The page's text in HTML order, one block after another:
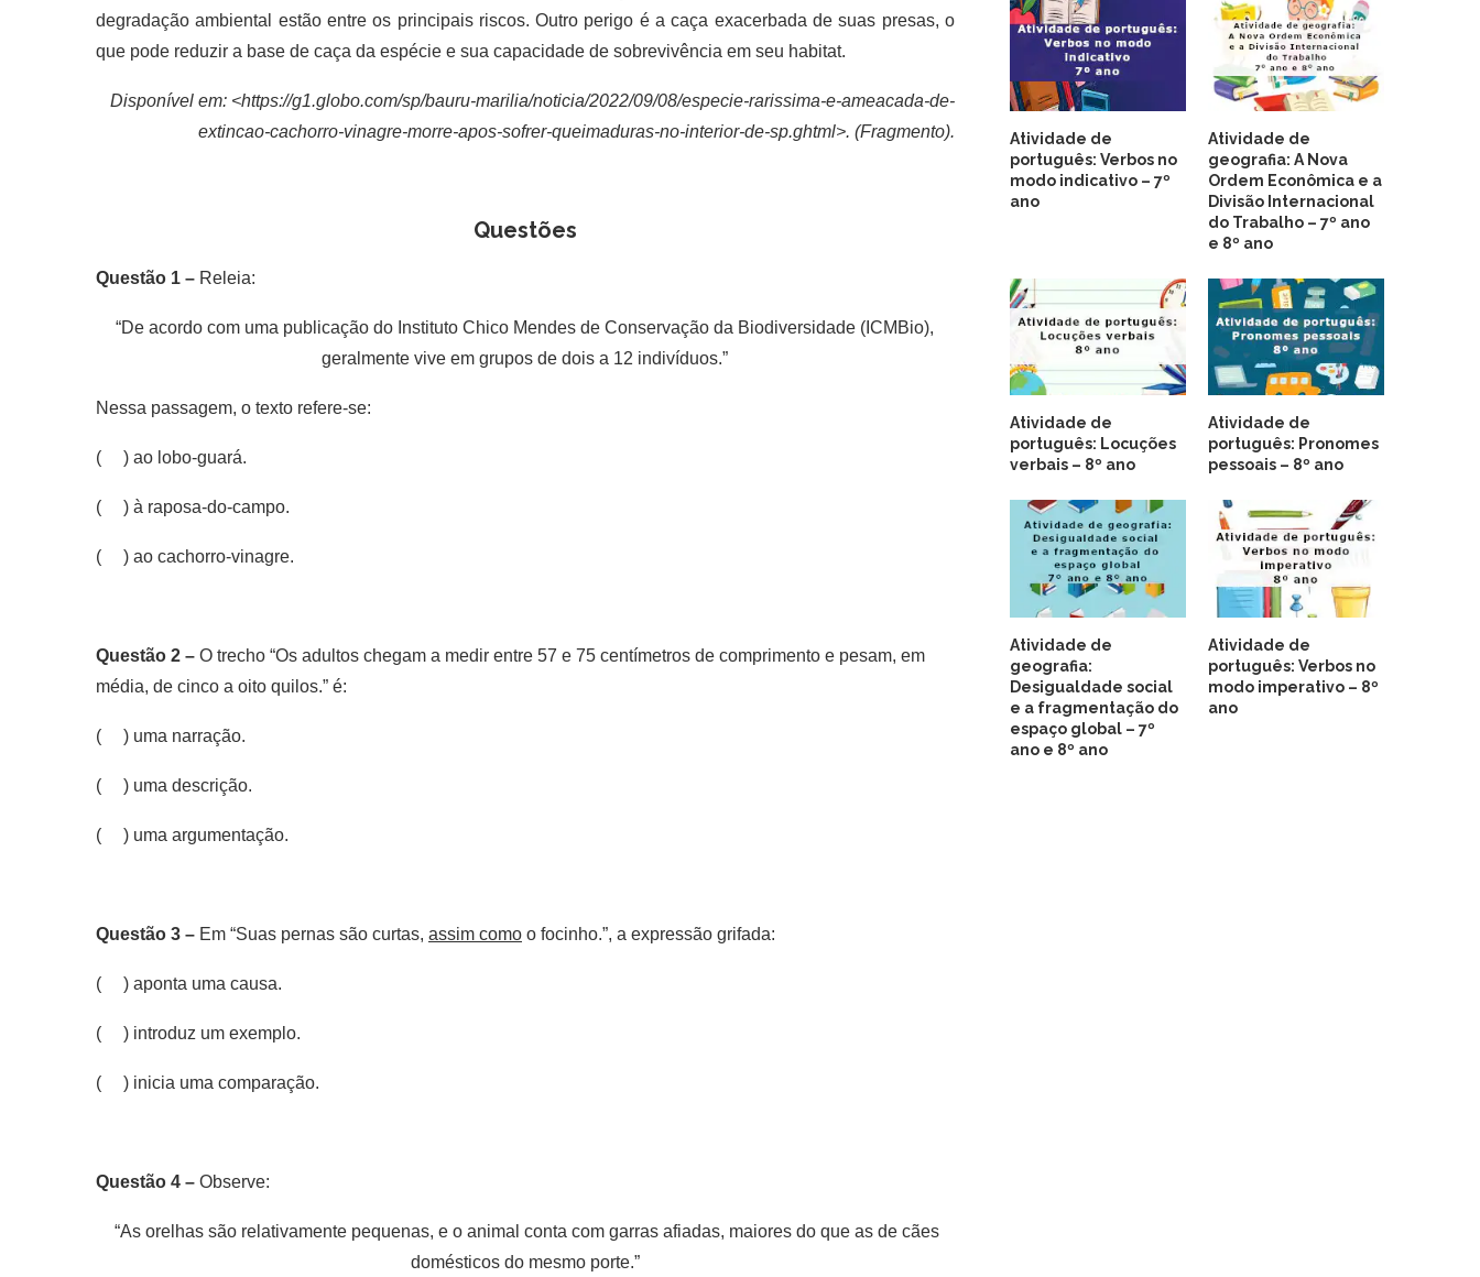
degradação ambiental estão entre os principais riscos. Outro perigo é a caça exacerbada de suas presas, o
que pode reduzir a base de caça da espécie e sua capacidade de sobrevivência em seu habitat.
Disponível em: <https://g1.globo.com/sp/bauru-marilia/noticia/2022/09/08/especie-rarissima-e-ameacada-de-
extincao-cachorro-vinagre-morre-apos-sofrer-queimaduras-no-interior-de-sp.ghtml>. (Fragmento).
Questões
Questão 1 – Releia:
“De acordo com uma publicação do Instituto Chico Mendes de Conservação da Biodiversidade (ICMBio),
geralmente vive em grupos de dois a 12 indivíduos.”
Nessa passagem, o texto refere-se:
( ) ao lobo-guará.
( ) à raposa-do-campo.
( ) ao cachorro-vinagre.
Questão 2 – O trecho “Os adultos chegam a medir entre 57 e 75 centímetros de comprimento e pesam, em
média, de cinco a oito quilos.” é:
( ) uma narração.
( ) uma descrição.
( ) uma argumentação.
Questão 3 – Em “Suas pernas são curtas, assim como o focinho.”, a expressão grifada:
( ) aponta uma causa.
( ) introduz um exemplo.
( ) inicia uma comparação.
Questão 4 – Observe:
“As orelhas são relativamente pequenas, e o animal conta com garras afiadas, maiores do que as de cães
domésticos do mesmo porte.”
Atividade de
português: Verbos no
modo indicativo – 7º
ano
Atividade de
geografia: A Nova
Ordem Econômica e a
Divisão Internacional
do Trabalho – 7º ano
e 8º ano
Atividade de
português: Locuções
verbais – 8º ano
Atividade de
português: Pronomes
pessoais – 8º ano
Atividade de
geografia:
Desigualdade social
e a fragmentação do
espaço global – 7º
ano e 8º ano
Atividade de
português: Verbos no
modo imperativo – 8º
ano